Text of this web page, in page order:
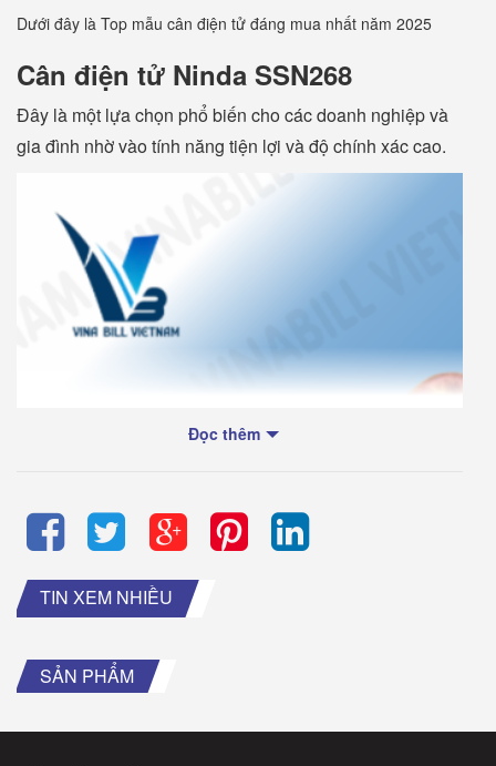
Dưới đây là Top mẫu cân điện tử đáng mua nhất năm 2025
Cân điện tử Ninda SSN268
Đây là một lựa chọn phổ biến cho các doanh nghiệp và
gia đình nhờ vào tính năng tiện lợi và độ chính xác cao.
Đọc thêm
TIN XEM NHIỀU
SẢN PHẨM